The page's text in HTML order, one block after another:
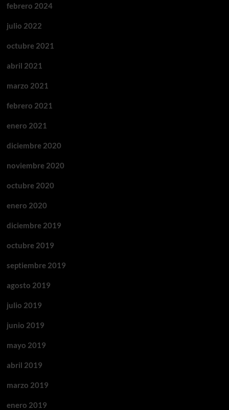
febrero 2024
julio 2022
octubre 2021
abril 2021
marzo 2021
febrero 2021
enero 2021
diciembre 2020
noviembre 2020
octubre 2020
enero 2020
diciembre 2019
octubre 2019
septiembre 2019
agosto 2019
julio 2019
junio 2019
mayo 2019
abril 2019
marzo 2019
enero 2019